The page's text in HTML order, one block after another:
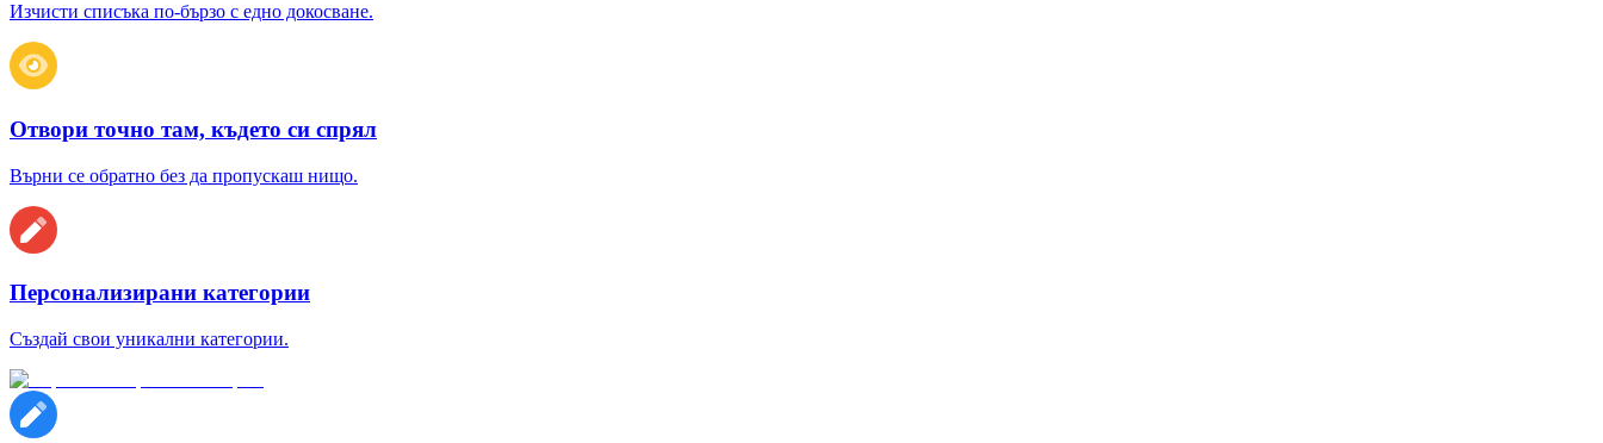
Изчисти списъка по-бързо с едно докосване.
Отвори точно там, където си спрял
Върни се обратно без да пропускаш нищо.
Персонализирани категории
Създай свои уникални категории.